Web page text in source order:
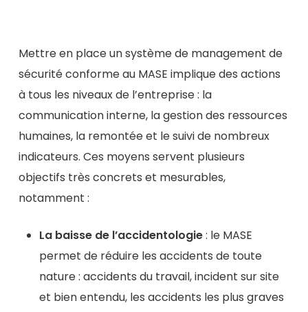
Mettre en place un système de management de
sécurité conforme au MASE implique des actions
à tous les niveaux de l’entreprise : la
communication interne, la gestion des ressources
humaines, la remontée et le suivi de nombreux
indicateurs. Ces moyens servent plusieurs
objectifs très concrets et mesurables,
notamment :
La baisse de l’accidentologie: le MASE
permet de réduire les accidents de toute
nature : accidents du travail, incident sur site
et bien entendu, les accidents les plus graves